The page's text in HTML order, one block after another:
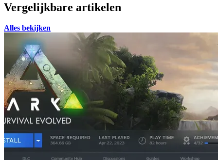
Vergelijkbare artikelen
Alles bekijken